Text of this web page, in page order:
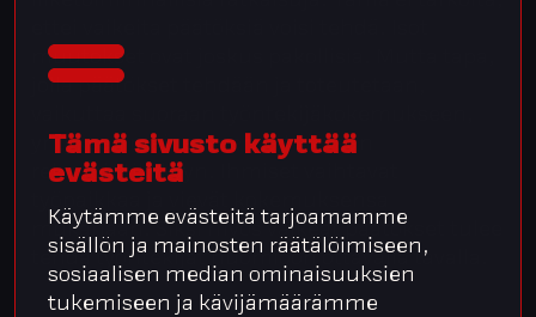
Tämä sivusto käyttää
evästeitä
Käytämme evästeitä tarjoamamme
sisällön ja mainosten räätälöimiseen,
sosiaalisen median ominaisuuksien
tukemiseen ja kävijämäärämme
muutokset ovat joskus pakollisia. Mutta tapa,
jolla päätökset tehdään ja toteutetaan,
yrityksen maineeseen ja tulevaan
rekrytointikykyyn. Ihmiset vaihtavat
mukanaan. Siksi myös vaikeat päätökset tulee
tehdä työntekijät huomioon ottavalla tavalla.